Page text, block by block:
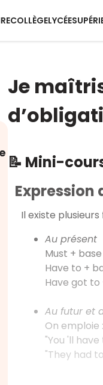
COLLÈGELYCÉE
Je
📝 Mini-
Il existe
Au présent
Must +
Have to +
Have got
Au futur et
On emploie
"You 'll
"They had